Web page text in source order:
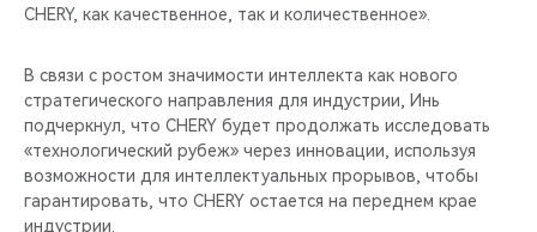
CHERY, как качественное, так и количественное».
В связи с ростом значимости интеллекта как нового
стратегического направления для индустрии, Инь
подчеркнул, что CHERY будет продолжать исследовать
«технологический рубеж» через инновации, используя
возможности для интеллектуальных прорывов, чтобы
гарантировать, что CHERY остается на переднем крае
индустрии.